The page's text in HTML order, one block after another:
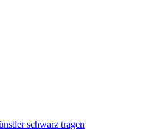
schwarz tragen